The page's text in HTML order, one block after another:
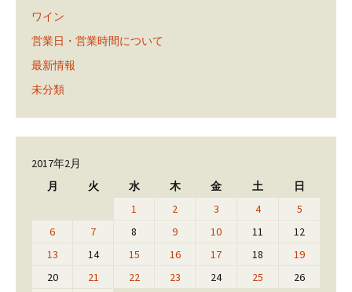
ワイン
営業日・営業時間について
最新情報
未分類
2017年2月
月
火 水 木 金 土 日
1 2 3 4
5
6
7 8 9 10 11
12
13
14 15 16 17 18
19
20
21 22 23 24 25
26